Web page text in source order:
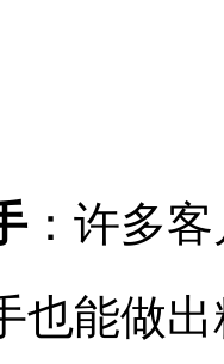
：许多
也能做